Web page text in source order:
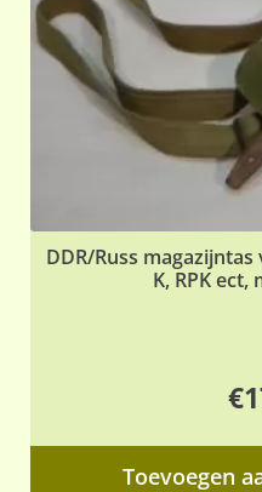
DDR/Russ magazijntas
K, RPK
€
Toevoegen